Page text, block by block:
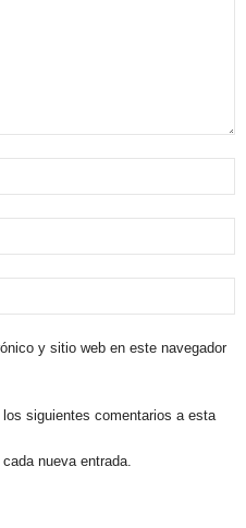
y sitio web en este navegador
siguientes comentarios a esta
nueva entrada.